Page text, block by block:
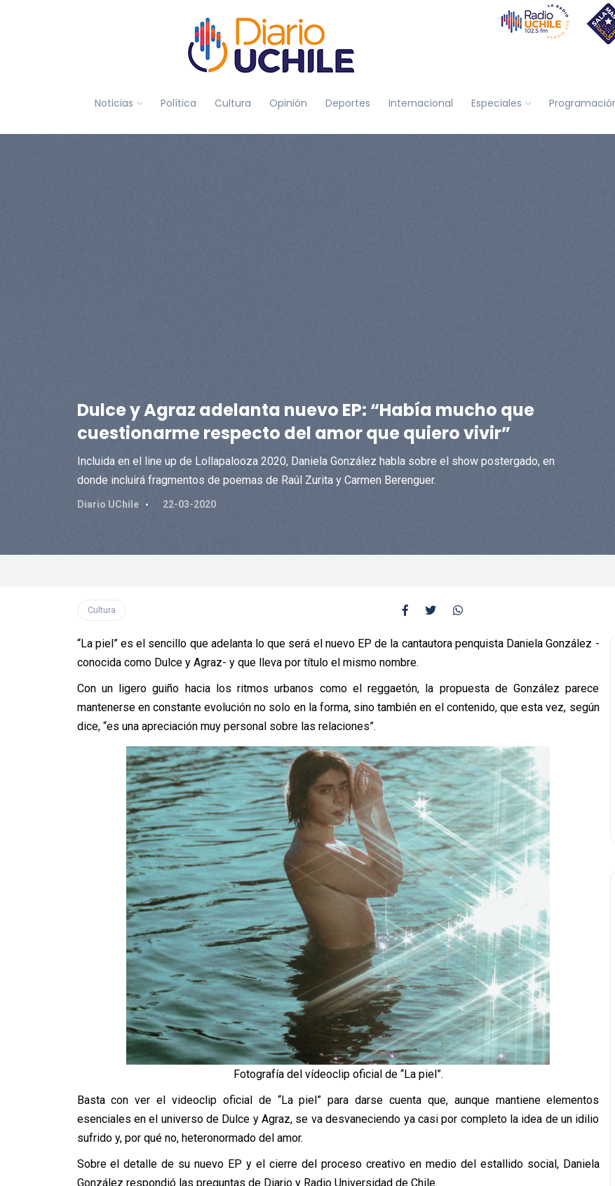
Noticias Política Cultura Opinión Deportes Internacional Especiales
Dulce y Agraz adelanta nuevo EP: “Había mucho que
cuestionarme respecto del amor que quiero vivir”
Incluida en el line up de Lollapalooza 2020, Daniela González habla sobre el show postergado, en
donde incluirá fragmentos de poemas de Raúl Zurita y Carmen Berenguer.
Diario UChile 22-03-2020
Cultura
“La piel” es el sencillo que adelanta lo que será el nuevo EP de la cantautora penquista Daniela González -
conocida como Dulce y Agraz- y que lleva por título el mismo nombre.
Con un ligero guiño hacia los ritmos urbanos como el reggaetón, la propuesta de González parece
mantenerse en constante evolución no solo en la forma, sino también en el contenido, que esta vez, según
dice, “es una apreciación muy personal sobre las relaciones”.
Fotografía del vídeoclip oficial de “La piel”.
Basta con ver el videoclip oficial de “La piel” para darse cuenta que, aunque mantiene elementos
esenciales en el universo de Dulce y Agraz, se va desvaneciendo ya casi por completo la idea de un idilio
sufrido y, por qué no, heteronormado del amor.
Sobre el detalle de su nuevo EP y el cierre del proceso creativo en medio del estallido social, Daniela
González respondió las preguntas de Diario y Radio Universidad de Chile.